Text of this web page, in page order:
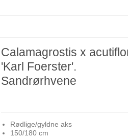
Calamagrostis x
'Karl Foerster'.
Sandrørhvene
Rødlige/gyldne aks
150/180 cm